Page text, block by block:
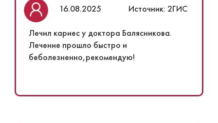
16.08.2025 Источник: 2ГИС
Лечил кариес у доктора Балясникова.
Лечение прошло быстро и
беболезненно,рекомендую!